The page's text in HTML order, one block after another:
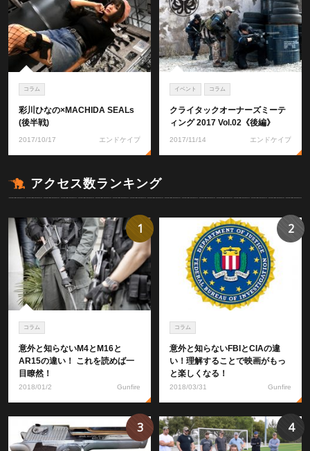
コラム
彩川ひなの×MACHIDA SEALs
(後半戦)
2017/10/17 エンドケイプ
イベント コラム
クライタックオーナーズミーテ
ィング 2017 Vol.02《後編》
2017/11/14 エンドケイプ
アクセス数ランキング
コラム
意外と知らないM4とM16と
AR15の違い！ これを読めば一
目瞭然！
2018/01/2 Gunfire
1
コラム
意外と知らないFBIとCIAの違
い！理解することで映画がもっ
と楽しくなる！
2018/03/31 Gunfire
2
3 4